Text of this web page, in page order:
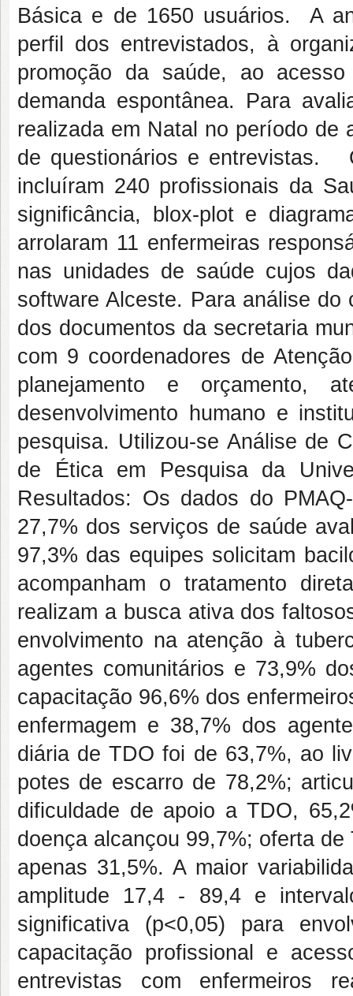
Básica e de 1650 usuários. A
perfil dos entrevistados, à
promoção da saúde, ao
demanda espontânea. Para
realizada em Natal no período de
de questionários e entrevistas.
incluíram 240 profissionais da
significância, blox-plot e
arrolaram 11 enfermeiras
nas unidades de saúde cujos
software Alceste. Para análise
dos documentos da secretaria
com 9 coordenadores de
planejamento e orçamento,
desenvolvimento humano e
pesquisa. Utilizou-se Análise de
de Ética em Pesquisa da
Resultados: Os dados do
27,7% dos serviços de saúde
97,3% das equipes solicitam
acompanham o tratamento
realizam a busca ativa dos
envolvimento na atenção à
agentes comunitários e 73,9%
capacitação 96,6% dos
enfermagem e 38,7% dos
diária de TDO foi de 63,7%, ao
potes de escarro de 78,2%;
dificuldade de apoio a TDO,
doença alcançou 99,7%; oferta
apenas 31,5%. A maior
amplitude 17,4 - 89,4 e
significativa (p<0,05) para
capacitação profissional e
entrevistas com enfermeiros